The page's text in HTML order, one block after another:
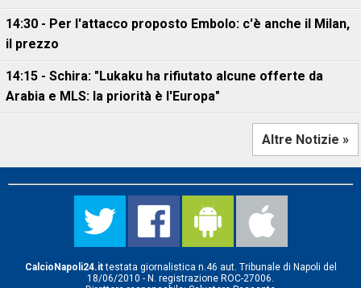
14:30 - Per l'attacco proposto Embolo: c'è anche il Milan,
il prezzo
14:15 - Schira: "Lukaku ha rifiutato alcune offerte da
Arabia e MLS: la priorità è l'Europa"
Altre Notizie »
CalcioNapoli24.ittestata giornalistica n.46 aut. Tribunale di Napoli del
18/06/2010 - N. registrazione ROC-27006.